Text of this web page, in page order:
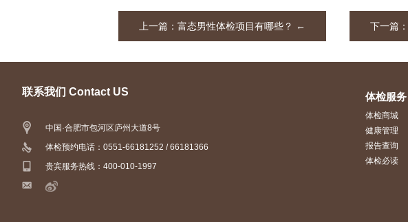
上一篇： 富态男性体检项目有哪些？ ← 下一篇：
联系我们 Contact US
中国·合肥市包河区庐州大道8号
体检预约电话：0551-66181252 / 66181366
贵宾服务热线：400-010-1997
体检服务
体检商城
健康管理
报告查询
体检必读